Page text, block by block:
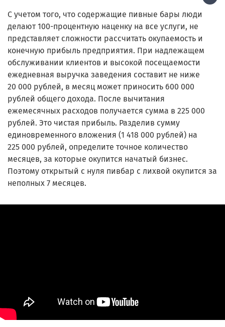
С учетом того, что содержащие пивные бары люди
делают 100-процентную наценку на все услуги, не
представляет сложности рассчитать окупаемость и
конечную прибыль предприятия. При надлежащем
обслуживании клиентов и высокой посещаемости
ежедневная выручка заведения составит не ниже
20 000 рублей, в месяц может приносить 600 000
рублей общего дохода. После вычитания
ежемесячных расходов получается сумма в 225 000
рублей. Это чистая прибыль. Разделив сумму
единовременного вложения (1 418 000 рублей) на
225 000 рублей, определите точное количество
месяцев, за которые окупится начатый бизнес.
Поэтому открытый с нуля пивбар с лихвой окупится за
неполных 7 месяцев.